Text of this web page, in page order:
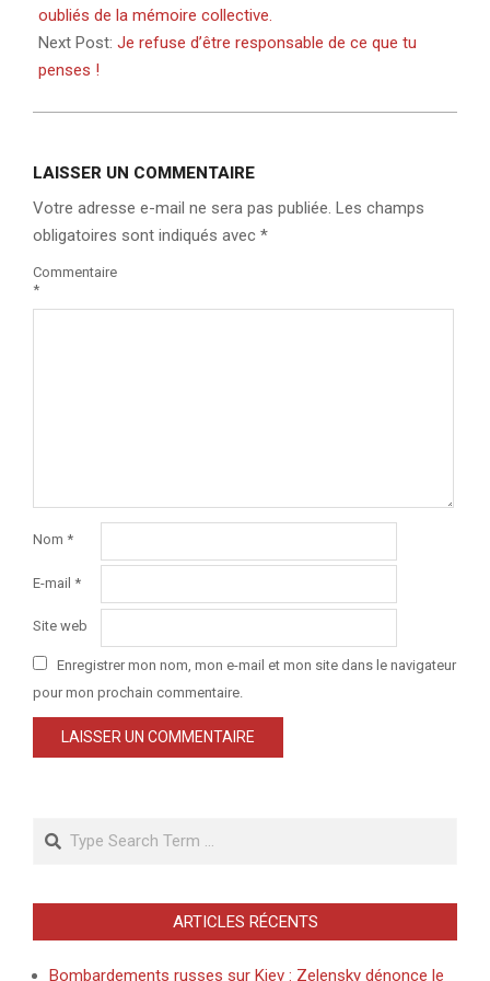
30
oubliés de la mémoire collective.
Next Post: Je refuse d’être responsable de ce que tu
penses !
LAISSER UN COMMENTAIRE
Votre adresse e-mail ne sera pas publiée. Les champs
obligatoires sont indiqués avec *
Commentaire
*
Nom *
E-mail *
Site web
Enregistrer mon nom, mon e-mail et mon site dans le navigateur
pour mon prochain commentaire.
ARTICLES RÉCENTS
Bombardements russes sur Kiev : Zelensky dénonce le